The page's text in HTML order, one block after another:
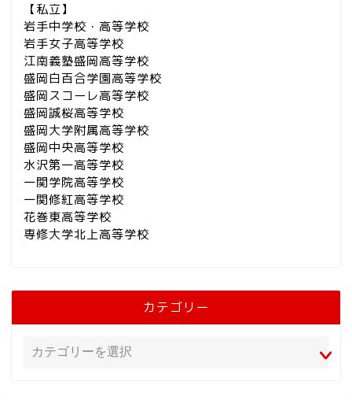
【私立】
岩手中学校・高等学校
岩手女子高等学校
江南義塾盛岡高等学校
盛岡白百合学園高等学校
盛岡スコーレ高等学校
盛岡誠桜高等学校
盛岡大学附属高等学校
盛岡中央高等学校
水沢第一高等学校
一関学院高等学校
一関修紅高等学校
花巻東高等学校
専修大学北上高等学校
カテゴリー